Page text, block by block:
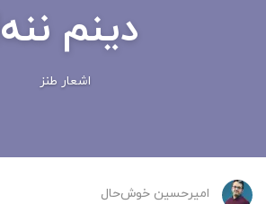
دینم
اشعار طنز
امیرحسین ‌خوش‌حال